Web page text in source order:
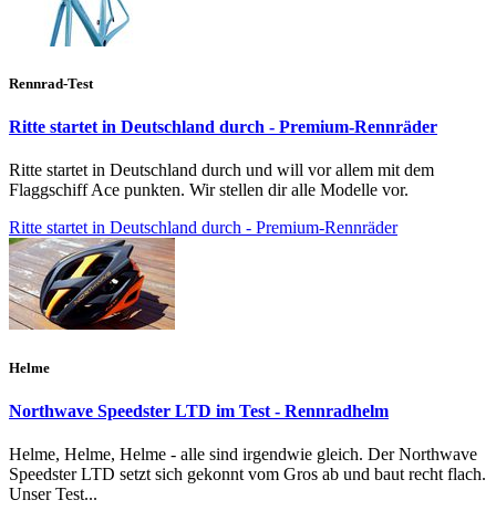
Rennrad-Test
Ritte startet in Deutschland durch - Premium-Rennräder
Ritte startet in Deutschland durch und will vor allem mit dem
Flaggschiff Ace punkten. Wir stellen dir alle Modelle vor.
Ritte startet in Deutschland durch - Premium-Rennräder
Helme
Northwave Speedster LTD im Test - Rennradhelm
Helme, Helme, Helme - alle sind irgendwie gleich. Der Northwave
Speedster LTD setzt sich gekonnt vom Gros ab und baut recht flach.
Unser Test...